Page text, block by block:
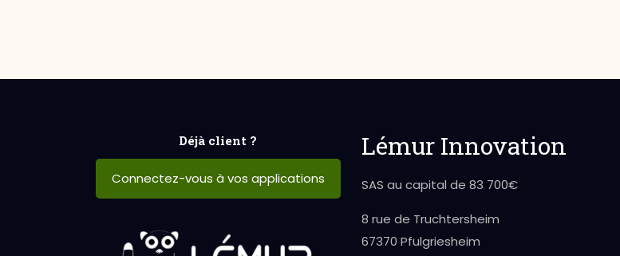
Déjà client ?
Connectez-vous à vos applications
Lémur Innovation
SAS au capital de 83 700€
8 rue de Truchtersheim
67370 Pfulgriesheim